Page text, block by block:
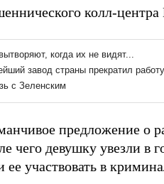
колл-
предложение о
чего девушку увезли в
участвовать в